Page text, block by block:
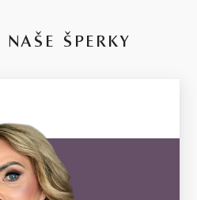
ŠPERKY